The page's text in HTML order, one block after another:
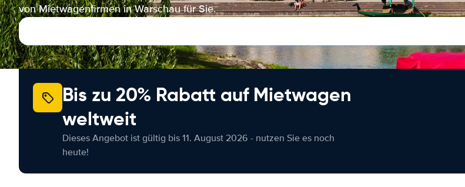
von Mietwagenfirmen in Warschau für Sie.
Bis zu 20% Rabatt auf Mietwagen
weltweit
Dieses Angebot ist gültig bis 11. August 2026 - nutzen Sie es noch
heute!